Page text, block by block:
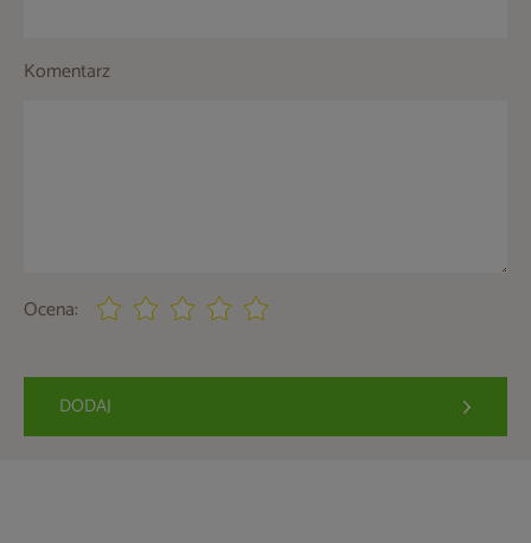
Komentarz
Ocena:
DODAJ